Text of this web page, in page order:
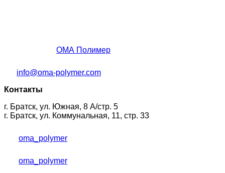
ОМА Полимер
info@oma-polymer.com
Контакты
г. Братск, ул. Южная, 8 А/стр. 5
г. Братск, ул. Коммунальная, 11, стр. 33
oma_polymer
oma_polymer